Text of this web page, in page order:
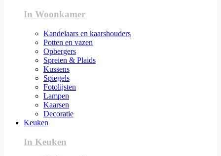
In Woonkamer
Kandelaars en kaarshouders
Potten en vazen
Opbergers
Spreien & Plaids
Kussens
Spiegels
Fotolijsten
Lampen
Kaarsen
Decoratie
Keuken
In Keuken